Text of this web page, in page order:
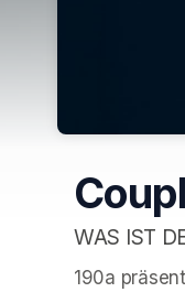
WAS IST
190a